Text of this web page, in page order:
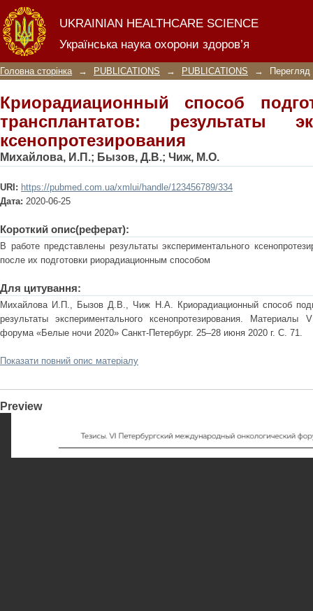
UKRAINIAN HEALTHCARE SCIENCE
Українська наука охорони здоров’я
Криорадиационный способ
результаты экспериментального
Головна сторінка → PUBLICATIONS → PUBLICATIONS → Перегляд
Криорадиационный способ
трансплантатов: результаты
ксенопротезирования
Михайлова, И.П.; Бызов, Д.В.; Чиж, М.О.
URI: https://pubmed.com.ua/xmlui/handle/123456789/334
Дата: 2020-06-25
Короткий опис(реферат):
В работе представлены результаты экспериментального
после их подготовки риорадиационным способом
Для цитування:
Михайлова И.П., Бызов Д.В., Чиж Н.А. Криорадиационный способ
результаты экспериментального ксенопротезирования. Материалы
форума «Белые ночи 2020» Санкт-Петербург. 25–28 июня 2020 г. С. 71.
Показати повний опис матеріалу
Preview